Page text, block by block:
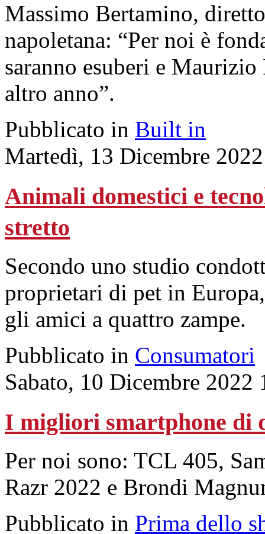
Massimo Bertamino,
napoletana: “Per noi è
saranno esuberi e
altro anno”.
Pubblicato in Built in
Martedì, 13 Dicembre
Animali domestici e
stretto
Secondo uno studio
proprietari di pet in
gli amici a quattro zampe.
Pubblicato in Consumatori
Sabato, 10 Dicembre 2022
I migliori smartphone di
Per noi sono: TCL 405,
Razr 2022 e Brondi
Pubblicato in Prima dello